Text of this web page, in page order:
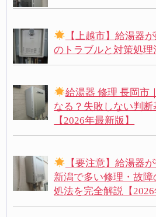
【上越市】給湯器
のトラブルと対策処理
給湯器 修理 長岡市
なる？失敗しない判
【2026年最新版】
【要注意】給湯器
新潟で多い修理・故
処法を完全解説【2026